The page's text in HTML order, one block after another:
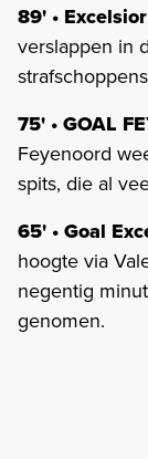
89' •
verslappen in
75' • GOAL
Feyenoord
spits, die al
65' • Goal
hoogte via
negentig
genomen.